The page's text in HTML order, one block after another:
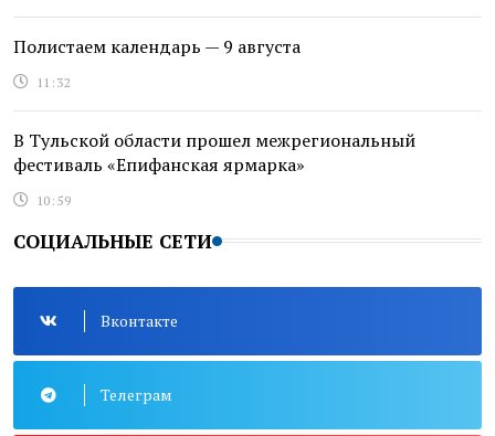
Полистаем календарь — 9 августа
11:32
В Тульской области прошел межрегиональный
фестиваль «Епифанская ярмарка»
10:59
СОЦИАЛЬНЫЕ СЕТИ
Вконтакте
Телеграм